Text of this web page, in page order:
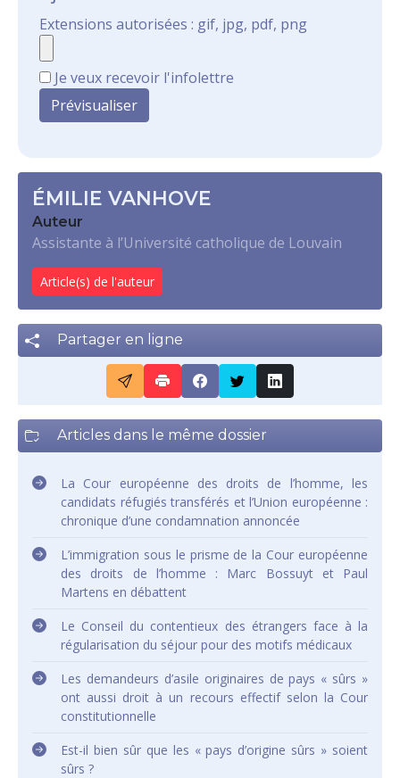
Extensions autorisées : gif, jpg, pdf, png
Je veux recevoir l'infolettre
ÉMILIE VANHOVE
Auteur
Assistante à l’Université catholique de Louvain
Article(s) de l'auteur
Partager en ligne
Articles dans le même dossier
La Cour européenne des droits de l’homme, les
candidats réfugiés transférés et l’Union européenne :
chronique d’une condamnation annoncée
L’immigration sous le prisme de la Cour européenne
des droits de l’homme : Marc Bossuyt et Paul
Martens en débattent
Le Conseil du contentieux des étrangers face à la
régularisation du séjour pour des motifs médicaux
Les demandeurs d’asile originaires de pays « sûrs »
ont aussi droit à un recours effectif selon la Cour
constitutionnelle
Est-il bien sûr que les « pays d’origine sûrs » soient
sûrs ?